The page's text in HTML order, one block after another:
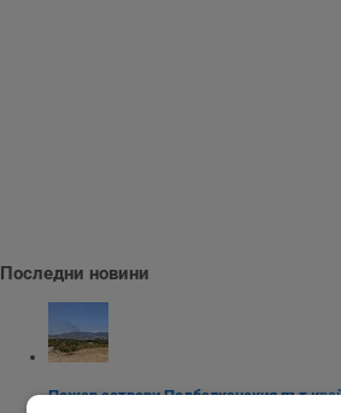
Последни новини
Пожар затвори Подбалканския път